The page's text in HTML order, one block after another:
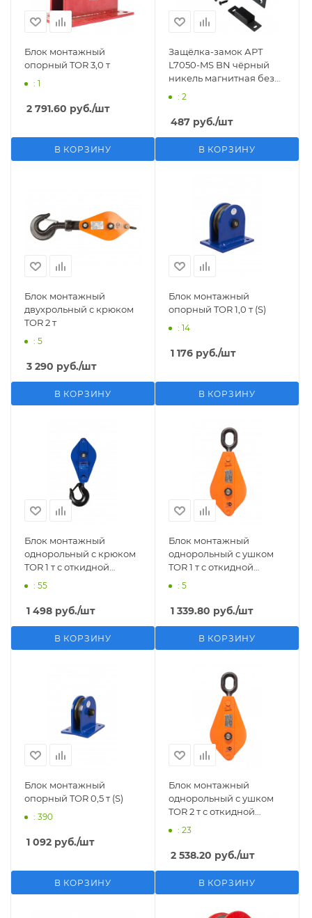
Блок монтажный
опорный TOR 3,0 т
: 1
2 791.60 руб./шт
В КОРЗИНУ
Защёлка-замок АРТ
L7050-MS BN чёрный
никель магнитная без
ручек с фиксатором
: 2
487 руб./шт
В КОРЗИНУ
Блок монтажный
двухрольный с крюком
TOR 2 т
: 5
3 290 руб./шт
В КОРЗИНУ
Блок монтажный
опорный TOR 1,0 т (S)
: 14
1 176 руб./шт
В КОРЗИНУ
Блок монтажный
однорольный с крюком
TOR 1 т с откидной
щекой (S)
: 55
1 498 руб./шт
В КОРЗИНУ
Блок монтажный
однорольный с ушком
TOR 1 т с откидной
щекой
: 5
1 339.80 руб./шт
В КОРЗИНУ
Блок монтажный
опорный TOR 0,5 т (S)
: 390
1 092 руб./шт
В КОРЗИНУ
Блок монтажный
однорольный с ушком
TOR 2 т с откидной
щекой
: 23
2 538.20 руб./шт
В КОРЗИНУ